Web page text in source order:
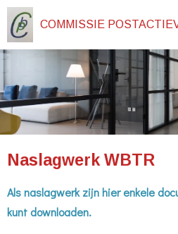
Ga
direct
naar
hoofdinhoud
Naslagwerk WBTR
Als naslagwerk zijn hier enkele
kunt downloaden.